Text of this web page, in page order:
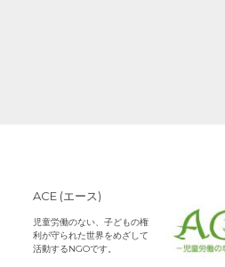
ACE (エース)
児童労働のない、子どもの権
利が守られた世界をめざして
活動するNGOです。